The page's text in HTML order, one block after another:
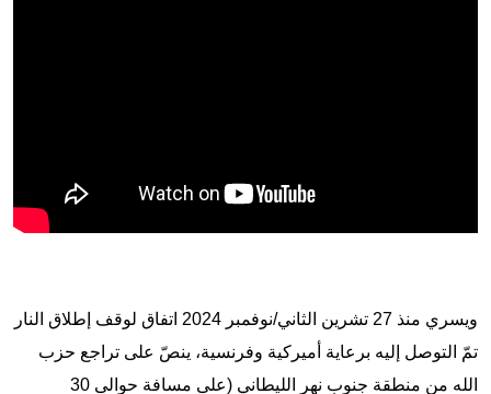
ويسري منذ 27 تشرين الثاني/نوفمبر 2024 اتفاق لوقف إطلاق النار
تمّ التوصل إليه برعاية أميركية وفرنسية، ينصّ على تراجع حزب
الله من منطقة جنوب نهر الليطاني (على مسافة حوالى 30